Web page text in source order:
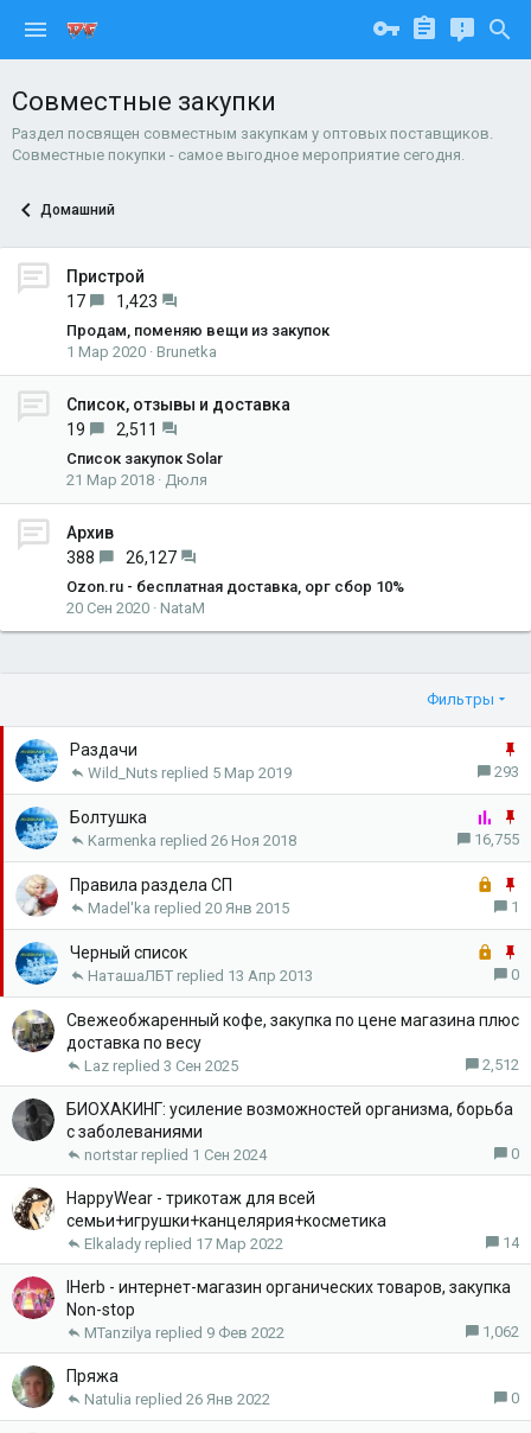
Совместные закупки
Раздел посвящен совместным закупкам у оптовых поставщиков.
Совместные покупки - самое выгодное мероприятие сегодня.
Домашний
Пристрой
17
1,423
Продам, поменяю вещи из закупок
1 Мар 2020
Brunetka
Список, отзывы и доставка
19
2,511
Список закупок Solar
21 Мар 2018
Дюля
Архив
388
26,127
Ozon.ru - бесплатная доставка, орг сбор 10%
20 Сен 2020
NataM
Фильтры
к
е
п
н
Раздачи
293
5 Мар 2019
Wild_Nuts
п
р
с
а
к
п
е
н
о
Болтушка
16,755
26 Ноя 2018
Karmenka
а
к
ы
т
а
к
е
п
л
о
Правила раздела СП
1
20 Янв 2015
Madel'ka
а
к
р
т
а
а
к
р
л
о
Черный список
0
13 Апр 2013
НаташаЛБТ
Свежеобжаренный кофе, закупка по цене магазина плюс
доставка по весу
2,512
3 Сен 2025
Laz
БИОХАКИНГ: усиление возможностей организма, борьба
с заболеваниями
0
1 Сен 2024
nortstar
HappyWear - трикотаж для всей
семьи+игрушки+канцелярия+косметика
14
17 Мар 2022
Elkalady
IHerb - интернет-магазин органических товаров, закупка
Non-stop
1,062
9 Фев 2022
MTanzilya
Пряжа
0
26 Янв 2022
Natulia